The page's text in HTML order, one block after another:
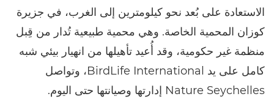
الاستعادة على بُعد نحو كيلومترين إلى الغرب، في جزيرة
كوزان المحمية الخاصة. وهي محمية طبيعية تُدار من قِبل
منظمة غير حكومية، وقد أُعيد تأهيلها من انهيار بيئي شبه
كامل على يد BirdLife International، وتواصل
Nature Seychelles إدارتها وصيانتها حتى اليوم.